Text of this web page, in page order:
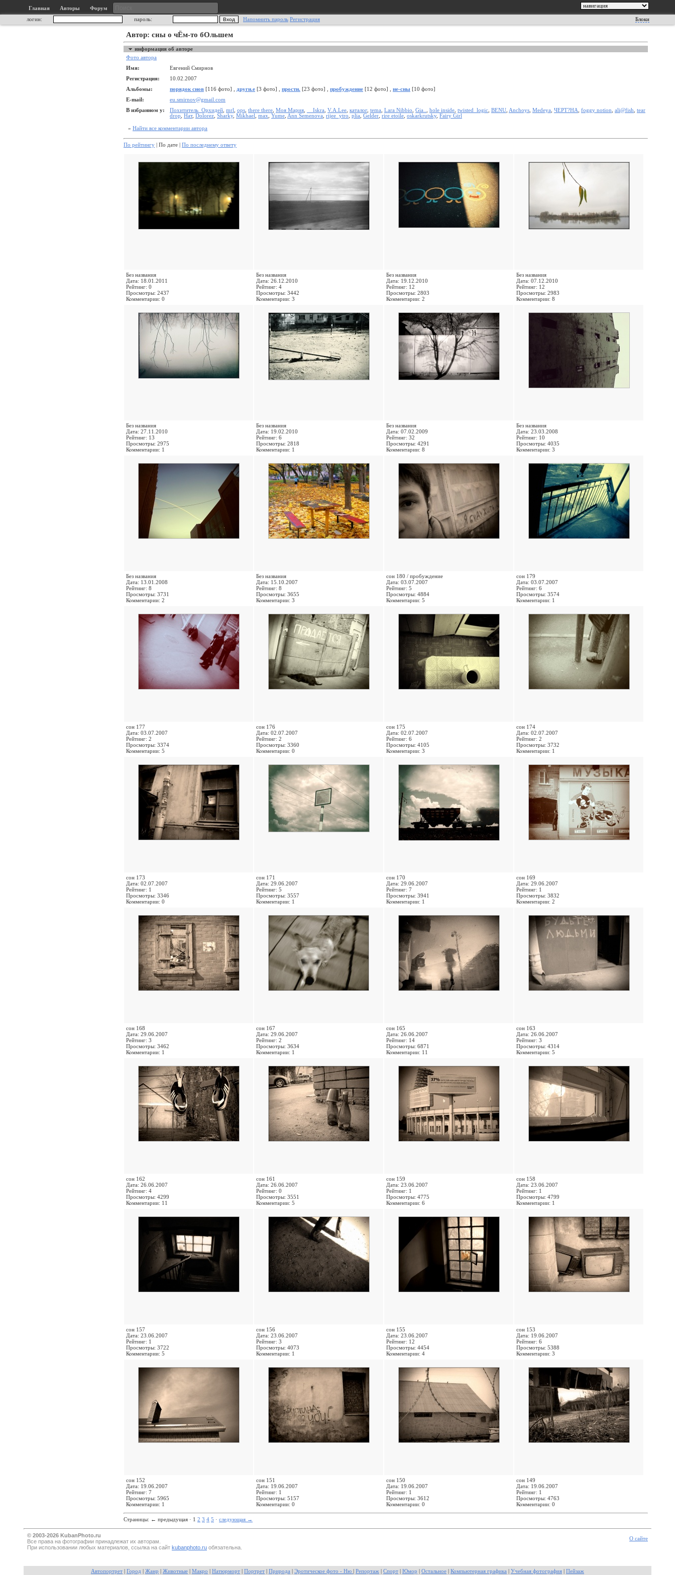
Главная Авторы
Форум
логин:
пароль: Напомнить пароль Регистрация Блоки
Автор: сны о чЁм-то бОльшем
информация об авторе
Фото автора
Имя:
Евгений Смирнов
Регистрация:
10.02.2007
Альбомы:
порядок снов [116 фото] , други.е [3 фото] , прости. [23 фото] , пробуждение [12 фото] , не-сны [10 фото]
E-mail:
eu.smirnov@gmail.com
В избранном у:
Похититель_Орхидей mrl ops there there Моя Мария __Iskra V.A.Lee каталог, tema Lara Nibbio Gia.. hole inside twisted_logic BENU Anchoys Medeya ЧЕРТ?НА foggy notion ali@fish
tear
drop
Нат, Dolorez Sharky, Mikhael max Yume Ann Semenova rijee_ytro plia Gelder rire etoile oskarkrutsky, Fairy Girl
» Найти все комментарии автора
По рейтингу | По дате | По последнему ответу
Без названия
Дата: 18.01.2011
Рейтинг: 0
Просмотры: 2437
Комментарии: 0
Без названия
Дата: 26.12.2010
Рейтинг: 4
Просмотры: 3442
Комментарии: 3
Без названия
Дата: 19.12.2010
Рейтинг: 12
Просмотры: 2803
Комментарии: 2
Без названия
Дата: 07.12.2010
Рейтинг: 12
Просмотры: 2983
Комментарии: 8
Без названия
Дата: 27.11.2010
Рейтинг: 13
Просмотры: 2975
Комментарии: 1
Без названия
Дата: 19.02.2010
Рейтинг: 6
Просмотры: 2818
Комментарии: 1
Без названия
Дата: 07.02.2009
Рейтинг: 32
Просмотры: 4291
Комментарии: 8
Без названия
Дата: 23.03.2008
Рейтинг: 10
Просмотры: 4035
Комментарии: 3
Без названия
Дата: 13.01.2008
Рейтинг: 8
Просмотры: 3731
Комментарии: 2
Без названия
Дата: 15.10.2007
Рейтинг: 8
Просмотры: 3655
Комментарии: 3
сон 180 / пробуждение
Дата: 03.07.2007
Рейтинг: 5
Просмотры: 4884
Комментарии: 5
сон 179
Дата: 03.07.2007
Рейтинг: 6
Просмотры: 3574
Комментарии: 1
сон 177
Дата: 03.07.2007
Рейтинг: 2
Просмотры: 3374
Комментарии: 5
сон 176
Дата: 02.07.2007
Рейтинг: 2
Просмотры: 3360
Комментарии: 0
сон 175
Дата: 02.07.2007
Рейтинг: 6
Просмотры: 4105
Комментарии: 3
сон 174
Дата: 02.07.2007
Рейтинг: 2
Просмотры: 3732
Комментарии: 1
сон 173
Дата: 02.07.2007
Рейтинг: 1
Просмотры: 3346
Комментарии: 0
сон 171
Дата: 29.06.2007
Рейтинг: 5
Просмотры: 3557
Комментарии: 1
сон 170
Дата: 29.06.2007
Рейтинг: 7
Просмотры: 3941
Комментарии: 1
сон 169
Дата: 29.06.2007
Рейтинг: 1
Просмотры: 3832
Комментарии: 2
сон 168
Дата: 29.06.2007
Рейтинг: 3
Просмотры: 3462
Комментарии: 1
сон 167
Дата: 29.06.2007
Рейтинг: 2
Просмотры: 3634
Комментарии: 1
сон 165
Дата: 26.06.2007
Рейтинг: 14
Просмотры: 6871
Комментарии: 11
сон 163
Дата: 26.06.2007
Рейтинг: 3
Просмотры: 4314
Комментарии: 5
сон 162
Дата: 26.06.2007
Рейтинг: 4
Просмотры: 4299
Комментарии: 11
сон 161
Дата: 26.06.2007
Рейтинг: 0
Просмотры: 3551
Комментарии: 5
сон 159
Дата: 23.06.2007
Рейтинг: 1
Просмотры: 4775
Комментарии: 6
сон 158
Дата: 23.06.2007
Рейтинг: 1
Просмотры: 4799
Комментарии: 1
сон 157
Дата: 23.06.2007
Рейтинг: 1
Просмотры: 3722
Комментарии: 5
сон 156
Дата: 23.06.2007
Рейтинг: 3
Просмотры: 4073
Комментарии: 1
сон 155
Дата: 23.06.2007
Рейтинг: 12
Просмотры: 4454
Комментарии: 4
сон 153
Дата: 19.06.2007
Рейтинг: 6
Просмотры: 5388
Комментарии: 3
сон 152
Дата: 19.06.2007
Рейтинг: 7
Просмотры: 5965
Комментарии: 1
сон 151
Дата: 19.06.2007
Рейтинг: 1
Просмотры: 5157
Комментарии: 0
сон 150
Дата: 19.06.2007
Рейтинг: 1
Просмотры: 3612
Комментарии: 0
сон 149
Дата: 19.06.2007
Рейтинг: 1
Просмотры: 4763
Комментарии: 0
Страницы: ← предыдущая · 1 2 3 4 5 · следующая →
© 2003-2026 KubanPhoto.ru
Все прaва на фотографии принадлежат их авторам.
При использовании любых материалов, ссылка на сайт kubanphoto.ru обязательна.
О сайте
Автопортрет Город Жанр Животные Макро Натюрморт Портрет Природа Эротическое фото - Ню Репортаж Спорт Юмор Остальное Компьютерная графика Учебная фотография Пейзаж